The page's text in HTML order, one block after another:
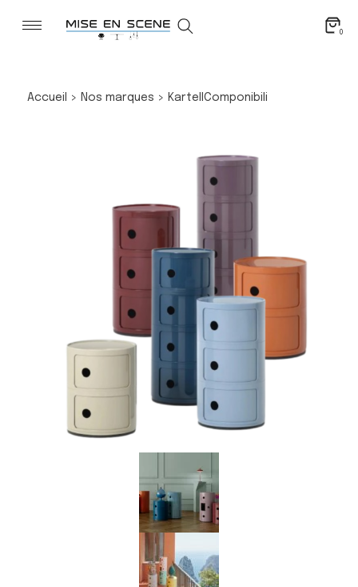
0
Accueil > Nos marques > Kartell Componibili